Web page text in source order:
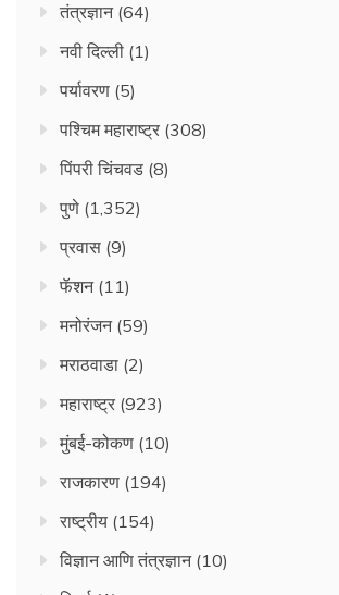
तंत्रज्ञान(64)
नवी दिल्ली (1)
पर्यावरण (5)
पश्चिम महाराष्ट्र (308)
पिंपरी चिंचवड (8)
पुणे (1,352)
प्रवास (9)
फॅशन(11)
मनोरंजन(59)
मराठवाडा (2)
महाराष्ट्र (923)
मुंबई-कोकण (10)
राजकारण (194)
राष्ट्रीय (154)
विज्ञान आणि तंत्रज्ञान(10)